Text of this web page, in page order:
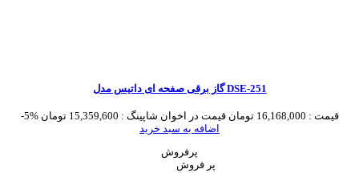
گاز برقی صفحه ای داتیس مدل DSE-251
-5% قیمت : 16,168,000 تومان قیمت در اخوان شاپینگ : 15,359,600 تومان
اضافه به سبد خرید
پرفروش